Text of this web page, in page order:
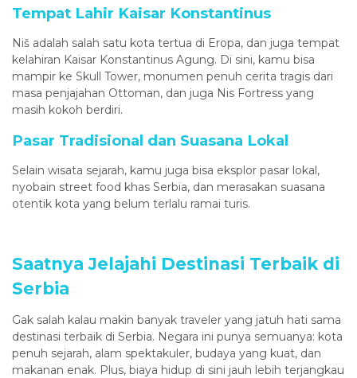
Tempat Lahir Kaisar Konstantinus
Niš adalah salah satu kota tertua di Eropa, dan juga tempat
kelahiran Kaisar Konstantinus Agung. Di sini, kamu bisa
mampir ke Skull Tower, monumen penuh cerita tragis dari
masa penjajahan Ottoman, dan juga Nis Fortress yang
masih kokoh berdiri.
Pasar Tradisional dan Suasana Lokal
Selain wisata sejarah, kamu juga bisa eksplor pasar lokal,
nyobain street food khas Serbia, dan merasakan suasana
otentik kota yang belum terlalu ramai turis.
Saatnya Jelajahi Destinasi Terbaik di
Serbia
Gak salah kalau makin banyak traveler yang jatuh hati sama
destinasi terbaik di Serbia. Negara ini punya semuanya: kota
penuh sejarah, alam spektakuler, budaya yang kuat, dan
makanan enak. Plus, biaya hidup di sini jauh lebih terjangkau